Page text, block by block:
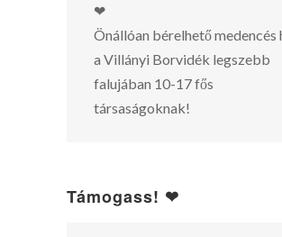
❤
Önállóan bérelhető medencés
a Villányi Borvidék legszebb
falujában 10-17 fős
társaságoknak!
Támogass! ❤